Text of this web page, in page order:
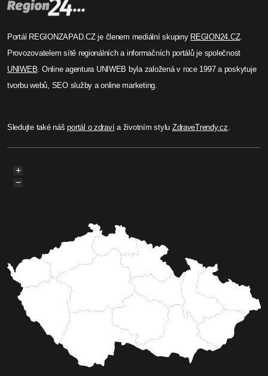
Portál REGIONZAPAD.CZ je členem mediální skupiny REGION24.CZ.
Provozovatelem sítě regionálních a informačních portálů je společnost
UNIWEB . Online agentura UNIWEB byla založená v roce 1997 a poskytuje
tvorbu webů, SEO služby a online marketing.
Sledujte také nášportál o zdravía životním stylu ZdraveTrendy.cz
+
−